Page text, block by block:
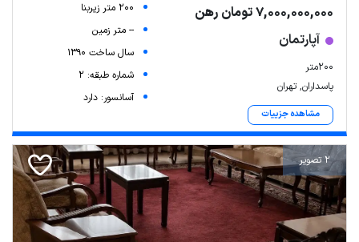
7,000,000,000 تومان رهن
آپارتمان
۲۰۰متر
پاسداران, تهران
مشاهده جزییات
200 متر زیربنا
-- متر زمین
سال ساخت 1390
شماره طبقه: 2
آسانسور: دارد
2 تصویر